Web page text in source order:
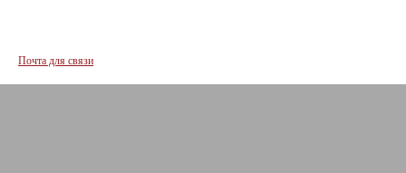
Почта для связи